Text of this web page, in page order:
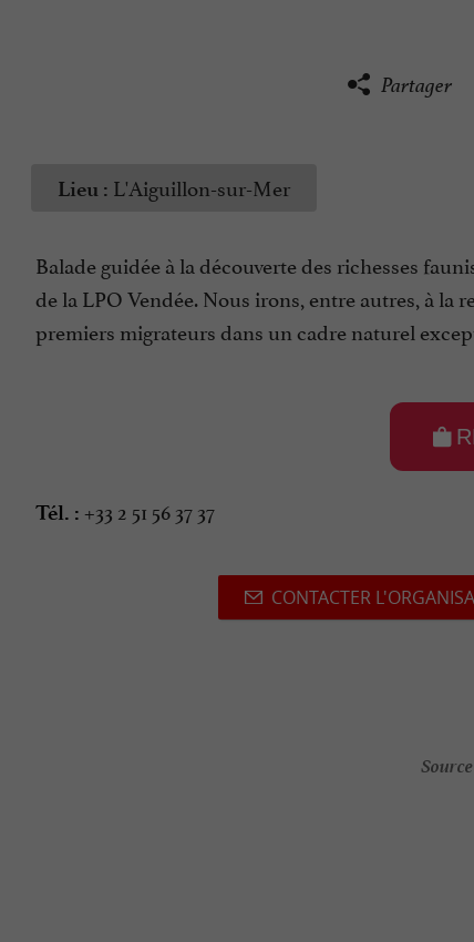
Partager
Lieu : L'Aiguillon-sur-Mer
Balade guidée à la découverte des richesses
de la LPO Vendée. Nous irons, entre autres, à la
premiers migrateurs dans un cadre naturel
Tél. : +33 2 51 56 37 37
CONTACTER